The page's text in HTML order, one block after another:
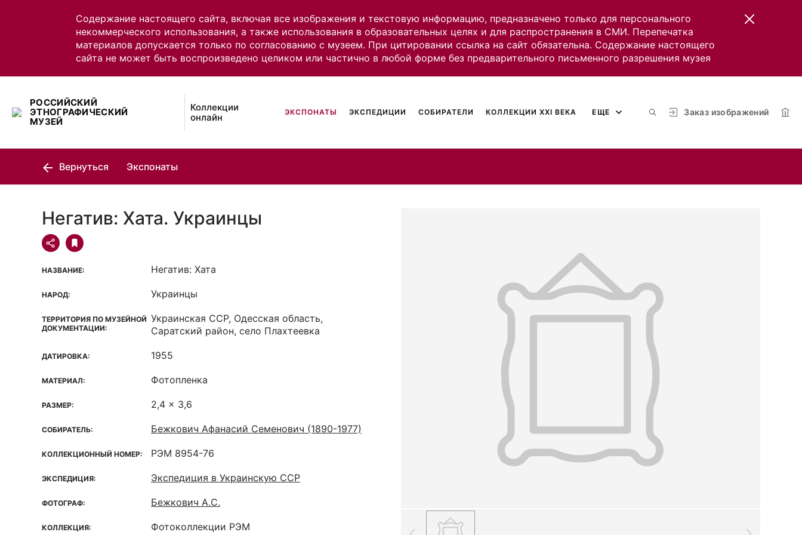
Содержание настоящего сайта, включая все изображения и текстовую информацию, предназначено только для персонального
некоммерческого использования, а также использования в образовательных целях и для распространения в СМИ. Перепечатка
материалов допускается только по согласованию с музеем. При цитировании ссылка на сайт обязательна. Содержание настоящего
сайта не может быть воспроизведено целиком или частично в любой форме без предварительного письменного разрешения музея
РОССИЙСКИЙ
ЭТНОГРАФИЧЕСКИЙ
МУЗЕЙ
Коллекции
онлайн
Заказ изображений
ЭКСПОНАТЫ ЭКСПЕДИЦИИ СОБИРАТЕЛИ КОЛЛЕКЦИИ XXI ВЕКА ЕЩЕ
Вернуться Экспонаты
Негатив: Хата. Украинцы
НАЗВАНИЕ: Негатив: Хата
НАРОД: Украинцы
ТЕРРИТОРИЯ ПО МУЗЕЙНОЙ
ДОКУМЕНТАЦИИ:
Украинская ССР, Одесская область,
Саратский район, село Плахтеевка
ДАТИРОВКА: 1955
МАТЕРИАЛ: Фотопленка
РАЗМЕР: 2,4 x 3,6
СОБИРАТЕЛЬ: Бежкович Афанасий Семенович (1890-1977)
КОЛЛЕКЦИОННЫЙ НОМЕР: РЭМ 8954-76
ЭКСПЕДИЦИЯ: Экспедиция в Украинскую ССР
ФОТОГРАФ: Бежкович А.С.
КОЛЛЕКЦИЯ: Фотоколлекции РЭМ